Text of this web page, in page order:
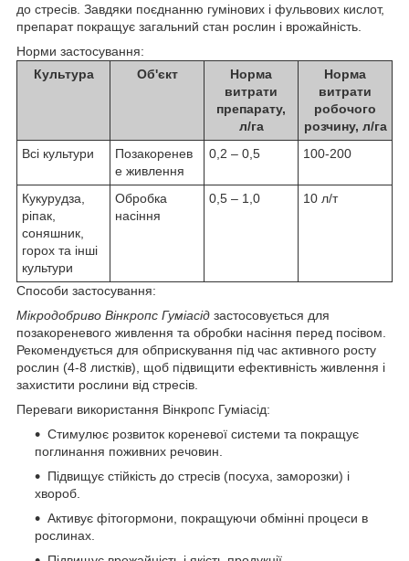
до стресів. Завдяки поєднанню гумінових і фульвових кислот,
препарат покращує загальний стан рослин і врожайність.
Норми застосування:
Культура
Об'єкт
Норма
витрати
препарату,
л/га
Норма
витрати
робочого
розчину, л/га
Всі культури
Позакоренев
е живлення
0,2 – 0,5 100-200
Кукурудза,
ріпак,
соняшник,
горох та інші
культури
Обробка
насіння
0,5 – 1,0 10 л/т
Способи застосування:
Мікродобриво Вінкропс Гуміасід застосовується для
позакореневого живлення та обробки насіння перед посівом.
Рекомендується для обприскування під час активного росту
рослин (4-8 листків), щоб підвищити ефективність живлення і
захистити рослини від стресів.
Переваги використання Вінкропс Гуміасід:
Стимулює розвиток кореневої системи та покращує
поглинання поживних речовин.
Підвищує стійкість до стресів (посуха, заморозки) і
хвороб.
Активує фітогормони, покращуючи обмінні процеси в
рослинах.